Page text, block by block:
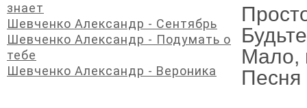
Мало,
Песня
знает
Шевченко Александр - Сентябрь
Шевченко Александр - Подумать о
тебе
Шевченко Александр - Вероника